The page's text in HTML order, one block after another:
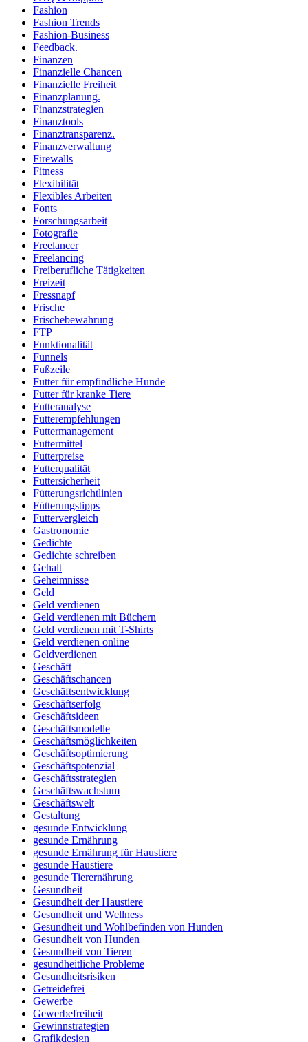
Fashion
Fashion Trends
Fashion-Business
Feedback.
Finanzen
Finanzielle Chancen
Finanzielle Freiheit
Finanzplanung.
Finanzstrategien
Finanztools
Finanztransparenz.
Finanzverwaltung
Firewalls
Fitness
Flexibilität
Flexibles Arbeiten
Fonts
Forschungsarbeit
Fotografie
Freelancer
Freelancing
Freiberufliche Tätigkeiten
Freizeit
Fressnapf
Frische
Frischebewahrung
FTP
Funktionalität
Funnels
Fußzeile
Futter für empfindliche Hunde
Futter für kranke Tiere
Futteranalyse
Futterempfehlungen
Futtermanagement
Futtermittel
Futterpreise
Futterqualität
Futtersicherheit
Fütterungsrichtlinien
Fütterungstipps
Futtervergleich
Gastronomie
Gedichte
Gedichte schreiben
Gehalt
Geheimnisse
Geld
Geld verdienen
Geld verdienen mit Büchern
Geld verdienen mit T-Shirts
Geld verdienen online
Geldverdienen
Geschäft
Geschäftschancen
Geschäftsentwicklung
Geschäftserfolg
Geschäftsideen
Geschäftsmodelle
Geschäftsmöglichkeiten
Geschäftsoptimierung
Geschäftspotenzial
Geschäftsstrategien
Geschäftswachstum
Geschäftswelt
Gestaltung
gesunde Entwicklung
gesunde Ernährung
gesunde Ernährung für Haustiere
gesunde Haustiere
gesunde Tierernährung
Gesundheit
Gesundheit der Haustiere
Gesundheit und Wellness
Gesundheit und Wohlbefinden von Hunden
Gesundheit von Hunden
Gesundheit von Tieren
gesundheitliche Probleme
Gesundheitsrisiken
Getreidefrei
Gewerbe
Gewerbefreiheit
Gewinnstrategien
Grafikdesign